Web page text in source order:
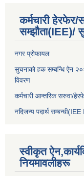
कर्मचारी हेरफेर/
सम्झौता(IEE)/
नगर प्रोफायल
सुचनाको हक सम्बन्धि ऐन
विवरण
कर्मचारी आन्तरिक सरुवा/
नदिजन्य पदार्थ
स्वीकृत
नियमावलीहरू